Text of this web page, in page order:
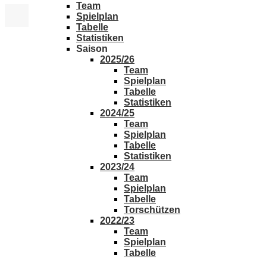
Team
Spielplan
Tabelle
Statistiken
Saison
2025/26
Team
Spielplan
Tabelle
Statistiken
2024/25
Team
Spielplan
Tabelle
Statistiken
2023/24
Team
Spielplan
Tabelle
Torschützen
2022/23
Team
Spielplan
Tabelle